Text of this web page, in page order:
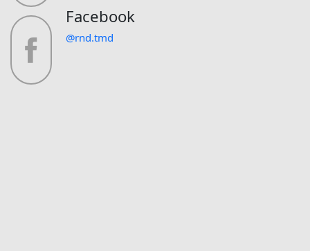
Facebook
@rnd.tmd